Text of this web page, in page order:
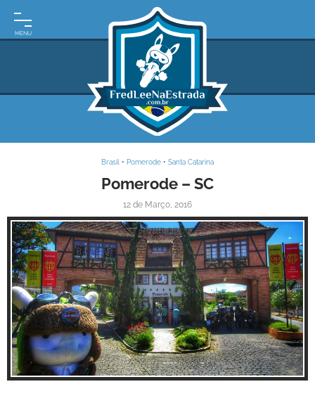
INÍCIO
FRASES
DE
VIAGEM
MAPAS
RODOVIÁRIOS
E-
BOOK
VÍDEOS
Brasil • Pomerode • Santa Catarina
Pomerode – SC
12 de Março, 2016
Inspire-se!